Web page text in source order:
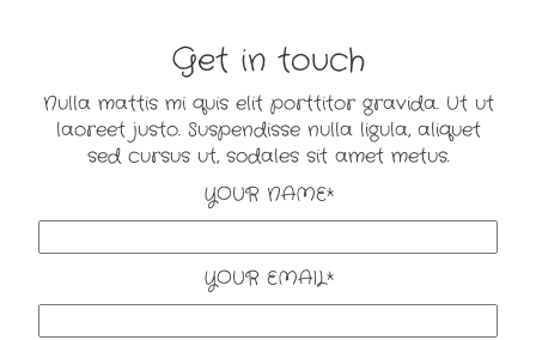
Get in touch
Nulla mattis mi quis elit porttitor gravida. Ut ut
laoreet justo. Suspendisse nulla ligula, aliquet
sed cursus ut, sodales sit amet metus.
YOUR NAME*
YOUR EMAIL*